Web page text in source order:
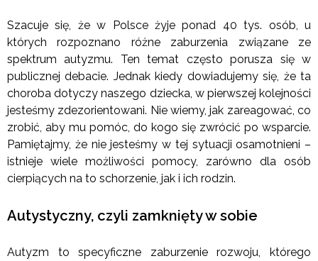
Szacuje się, że w Polsce żyje ponad 40 tys. osób, u
których rozpoznano różne zaburzenia związane ze
spektrum autyzmu. Ten temat często porusza się w
publicznej debacie. Jednak kiedy dowiadujemy się, że ta
choroba dotyczy naszego dziecka, w pierwszej kolejności
jesteśmy zdezorientowani. Nie wiemy, jak zareagować, co
zrobić, aby mu pomóc, do kogo się zwrócić po wsparcie.
Pamiętajmy, że nie jesteśmy w tej sytuacji osamotnieni –
istnieje wiele możliwości pomocy, zarówno dla osób
cierpiących na to schorzenie, jak i ich rodzin.
Autystyczny, czyli zamknięty w sobie
Autyzm to specyficzne zaburzenie rozwoju, którego